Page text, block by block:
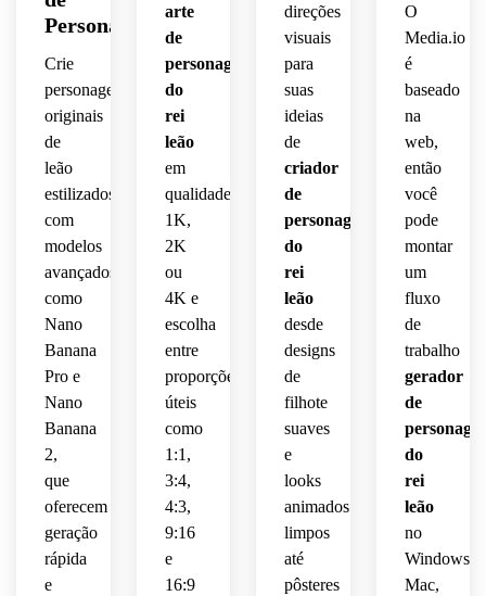
pose
heroica
e
sobre
um
rochedo.
Use
luz
pôr
do
sol,
relva
âmbar,
clean
cel-
shaded,
vento
suave
iluminada
quente
textura
linguagem
corporal
suaves
pintura
do
sombras
e
cinematográfica
paleta
de
fundo
linhas
equilibrado
e
produção
para
animação.
iluminação
silhuetas
de
relva
esparsa,
atmosférica
noturna,
realismo
e
uma
composição
Personagem
Crie
personagens
originais
de
leão
estilizados
com
modelos
avançados
como
Nano
Banana
Pro e
Nano
Banana
2,
que
oferecem
geração
rápida
e
arte
de
personagem
do
rei
leão
em
qualidade
1K,
2K
ou
4K e
escolha
entre
proporções
úteis
como
1:1,
3:4,
4:3,
9:16
e
16:9
direções
visuais
para
suas
ideias
de
criador
de
personagem
do
rei
leão
desde
designs
de
filhote
suaves
e
looks
animados
limpos
até
pôsteres
O
Media.io
é
baseado
na
web,
então
você
pode
montar
um
fluxo
de
trabalho
gerador
de
do
rei
leão
no
Windows,
Mac,